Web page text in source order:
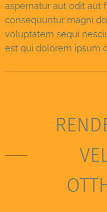
aspernatur aut odit aut
consequuntur magni
voluptatem sequi
est qui dolorem ipsum